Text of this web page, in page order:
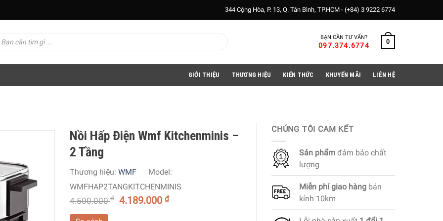
344 Cộng Hòa, P. 13, Q. Tân Bình, TP.HCM - (+84) 3 9222 6774
BẠN CẦN TƯ VẤN?
097.374.6774 0
GIỚI THIỆU THƯƠNG HIỆU KIẾN THỨC KHUYẾN MÃI LIÊN HỆ
Nồi Hấp Điện Wmf Kitchenminis –
2 Tầng
Thương hiệu: WMF
Model:
WMFHAP2TANGKITCHENMINIS
4.500.000₫ 4.189.000₫
CHÚNG TÔI CAM KẾT
Sản phẩm đảm bảo chất
lượng
Miễn phígiao hàng bán
kính 10km